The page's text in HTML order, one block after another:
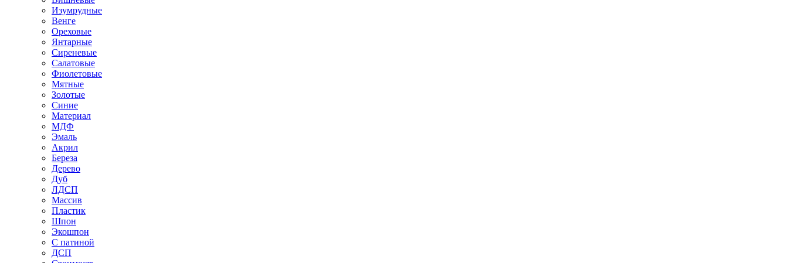
Изумрудные
Венге
Ореховые
Янтарные
Сиреневые
Салатовые
Фиолетовые
Мятные
Золотые
Синие
Материал
МДФ
Эмаль
Акрил
Береза
Дерево
Дуб
ЛДСП
Массив
Пластик
Шпон
Экошпон
С патиной
ДСП